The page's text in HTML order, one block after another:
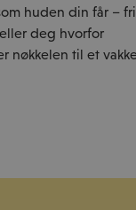
huden din får –
deg hvorfor
nøkkelen til et